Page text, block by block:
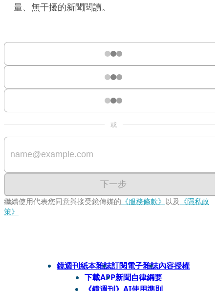
量、無干擾的新聞閱讀。
或
下一步
繼續使用代表您同意與接受鏡傳媒的 《服務條款》 以及 《隱私政
策》
鏡週刊紙本雜誌訂閱電子雜誌內容授權
下載APP新聞自律綱要